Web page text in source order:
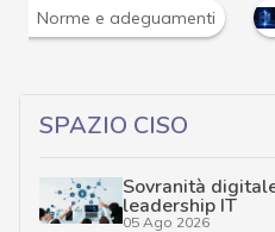
Norme e adeguamenti
SPAZIO CISO
Sovranità
leadership IT
05 Ago 2026